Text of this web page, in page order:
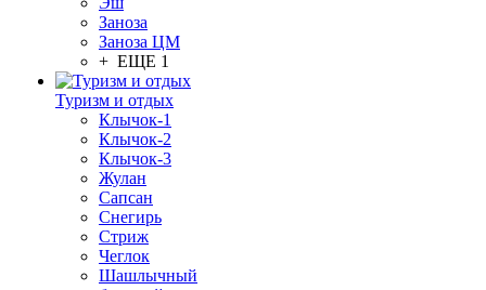
Заноза
Заноза ЦМ
+ ЕЩЕ 1
Туризм и отдых
Клычок-1
Клычок-2
Клычок-3
Жулан
Сапсан
Снегирь
Стриж
Чеглок
Шашлычный